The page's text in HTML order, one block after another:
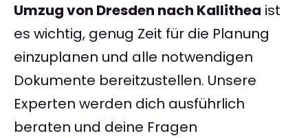
Umzug von Dresden nach Kallithea ist
es wichtig, genug Zeit für die Planung
einzuplanen und alle notwendigen
Dokumente bereitzustellen. Unsere
Experten werden dich ausführlich
beraten und deine Fragen